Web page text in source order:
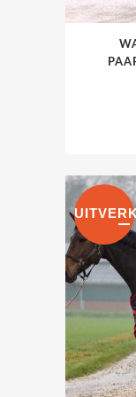
product
kan
gekozen
worden
op
de